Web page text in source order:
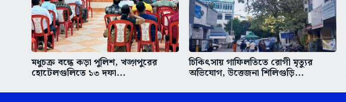
মধুচক্র বন্ধে কড়া পুলিশ, খড়্গপুরের
হোটেলগুলিতে ১৩ দফা...
চিকিৎসায় গাফিলতিতে রোগী মৃত্যুর
অভিযোগ, উত্তেজনা শিলিগুড়ি...